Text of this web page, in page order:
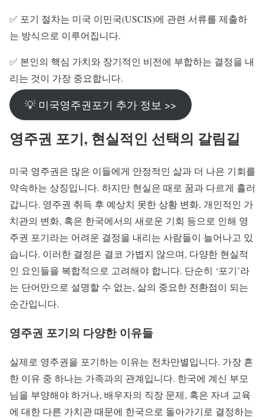
✅ 포기 절차는 미국 이민국(USCIS)에 관련 서류를 제출하
는 방식으로 이루어집니다.
✅ 본인의 핵심 가치와 장기적인 비전에 부합하는 결정을 내
리는 것이 가장 중요합니다.
💡 미국영주권포기 추가 정보 >>
영주권 포기, 현실적인 선택의 갈림길
미국 영주권은 많은 이들에게 안정적인 삶과 더 나은 기회를
약속하는 상징입니다. 하지만 현실은 때로 꿈과 다르게 흘러
갑니다. 영주권 취득 후 예상치 못한 상황 변화, 개인적인 가
치관의 변화, 혹은 한국에서의 새로운 기회 등으로 인해 영
주권 포기라는 어려운 결정을 내리는 사람들이 늘어나고 있
습니다. 이러한 결정은 결코 가볍지 않으며, 다양한 현실적
인 요인들을 복합적으로 고려해야 합니다. 단순히 ‘포기’라
는 단어만으로 설명할 수 없는, 삶의 중요한 전환점이 되는
순간입니다.
영주권 포기의 다양한 이유들
실제로 영주권을 포기하는 이유는 천차만별입니다. 가장 흔
한 이유 중 하나는 가족과의 관계입니다. 한국에 계신 부모
님을 부양해야 하거나, 배우자의 직장 문제, 혹은 자녀 교육
에 대한 다른 가치관 때문에 한국으로 돌아가기로 결정하는